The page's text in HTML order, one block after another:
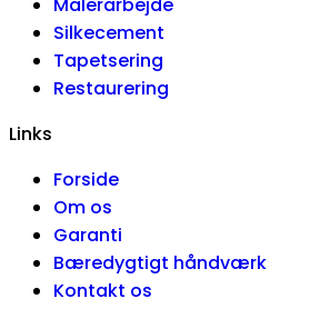
Malerarbejde
Silkecement
Tapetsering
Restaurering
Links
Forside
Om os
Garanti
Bæredygtigt håndværk
Kontakt os